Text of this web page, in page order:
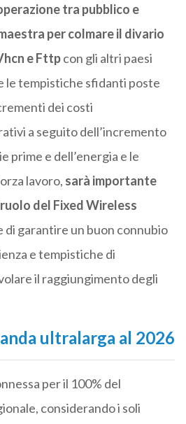
tra pubblico e
per colmare il divario
e Fttpcon gli altri paesi
le tempistiche sfidanti poste
dei costi
a seguito dell’incremento
prime e dell’energia e le
lavoro, sarà importante
del Fixed Wireless
di garantire un buon connubio
e tempistiche di
il raggiungimento degli
ultralarga al 2026
per il 100% del
considerando i soli